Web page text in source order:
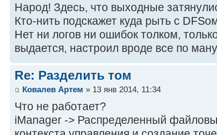
Народ! Здесь, что выходные
Кто-нить подскажет куда рыть с
Нет ни логов ни ошибок толком,
выдается, настроил вроде все по
Re: Разделить том
Ковалев Артем » 13 янв 2014, 11:34
Что не работает?
iManager -> Распределенный